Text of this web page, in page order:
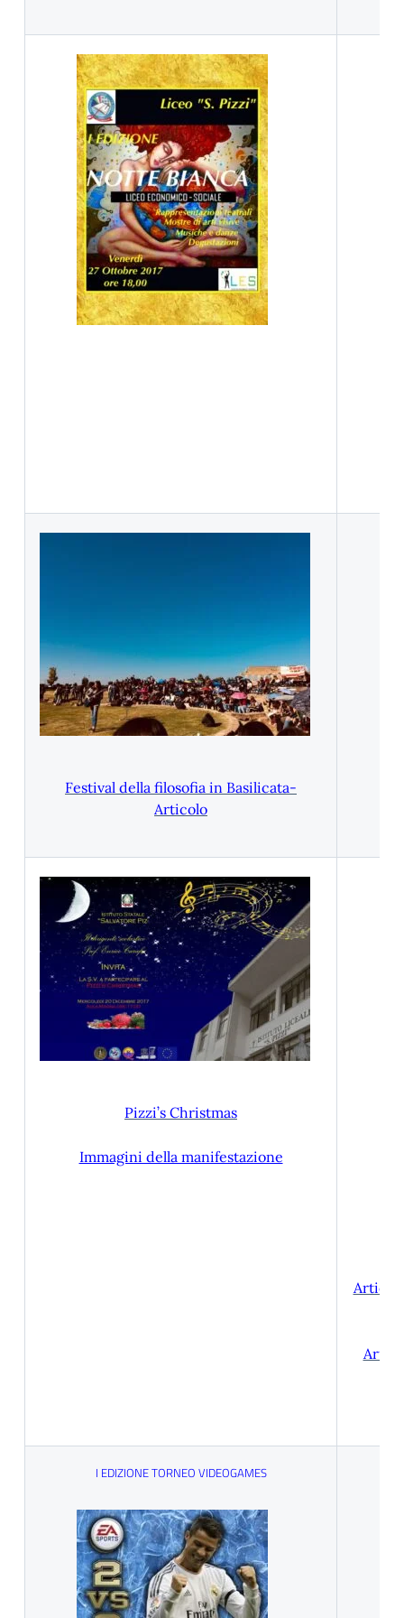
Festival della filosofia in Basilicata-
Articolo
Pizzi’s Christmas
Immagini della manifestazione
I EDIZIONE TORNEO VIDEOGAMES